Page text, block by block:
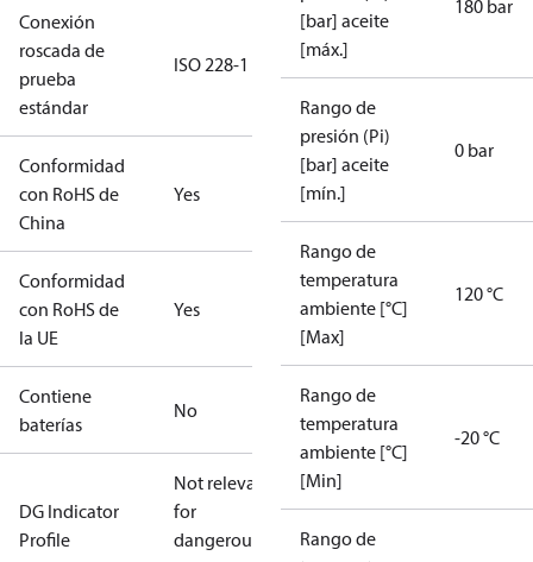
Conexión
roscada de
prueba
estándar
ISO 228-1
Conformidad
con RoHS de
China
Yes
Conformidad
con RoHS de
la UE
Yes
Contiene
baterías
No
DG Indicator
Profile
Not relevant
for
dangerous
[bar] aceite
[máx.]
180 bar
Rango de
presión (Pi)
[bar] aceite
[mín.]
0 bar
Rango de
temperatura
ambiente [°C]
[Max]
120 °C
Rango de
temperatura
ambiente [°C]
[Min]
-20 °C
Rango de